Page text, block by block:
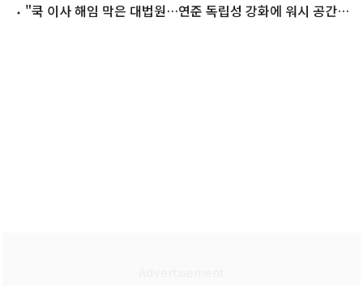
시동"쿡 이사 해임 막은 대법원…연준 독립성 강화에 워시 공간